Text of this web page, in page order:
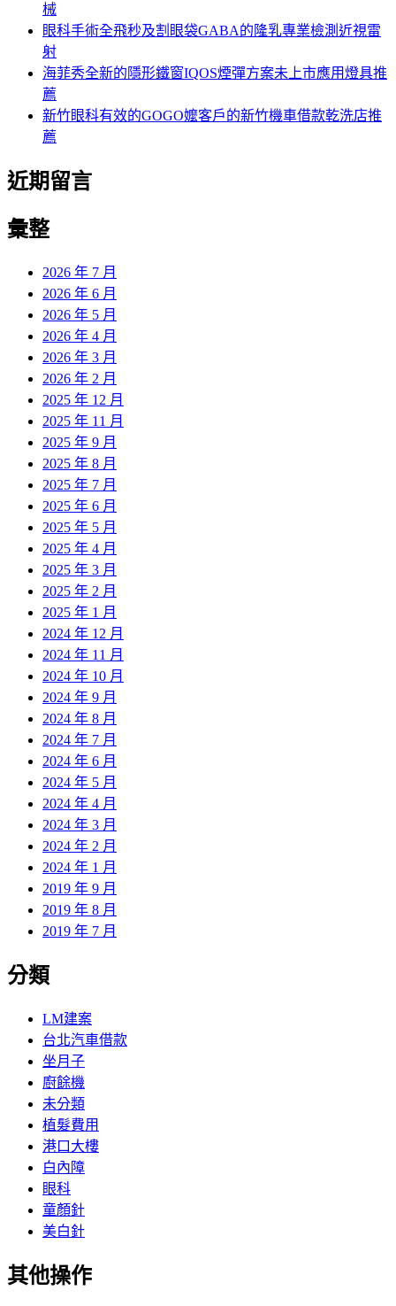
械
眼科手術全飛秒及割眼袋GABA的隆乳專業檢測近視雷
射
海菲秀全新的隱形鐵窗IQOS煙彈方案未上市應用燈具推
薦
新竹眼科有效的GOGO嬤客戶的新竹機車借款乾洗店推
薦
近期留言
彙整
2026 年 7 月
2026 年 6 月
2026 年 5 月
2026 年 4 月
2026 年 3 月
2026 年 2 月
2025 年 12 月
2025 年 11 月
2025 年 9 月
2025 年 8 月
2025 年 7 月
2025 年 6 月
2025 年 5 月
2025 年 4 月
2025 年 3 月
2025 年 2 月
2025 年 1 月
2024 年 12 月
2024 年 11 月
2024 年 10 月
2024 年 9 月
2024 年 8 月
2024 年 7 月
2024 年 6 月
2024 年 5 月
2024 年 4 月
2024 年 3 月
2024 年 2 月
2024 年 1 月
2019 年 9 月
2019 年 8 月
2019 年 7 月
分類
LM建案
台北汽車借款
坐月子
廚餘機
未分類
植髮費用
港口大樓
白內障
眼科
童顏針
美白針
其他操作